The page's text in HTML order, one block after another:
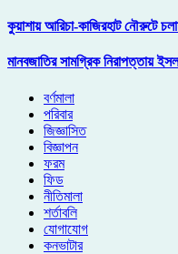
কুয়াশায় আরিচা-কাজিরহাট নৌরুটে
মানবজাতির সামগ্রিক নিরাপত্তায়
বর্ণমালা
পরিবার
জিজ্ঞাসিত
বিজ্ঞাপন
ফরম
ফিড
নীতিমালা
শর্তাবলি
যোগাযোগ
কনভাটার